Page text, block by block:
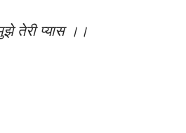
तेरी प्यास ।।